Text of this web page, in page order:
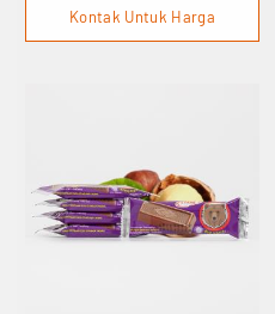
Kontak Untuk Harga